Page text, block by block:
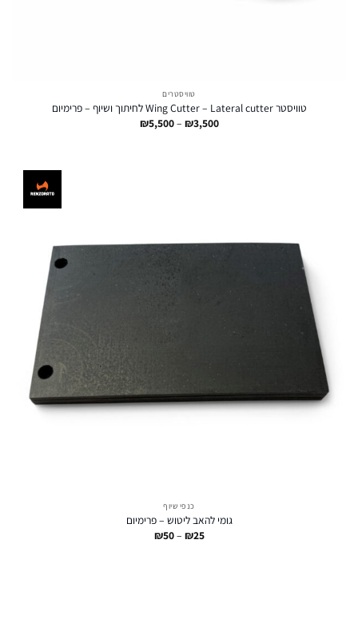
טוויסטרים
טוויסטר Wing Cutter – Lateral cutter לחיתוך ושיוף – פרימיום
₪3,500
–
₪5,500 טווח
כנפי שיוף
גומי להאב ליטוש – פרימיום
₪25
–
₪50 טווח